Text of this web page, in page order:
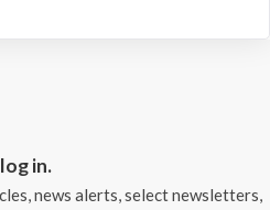
in.
news alerts, select newsletters,